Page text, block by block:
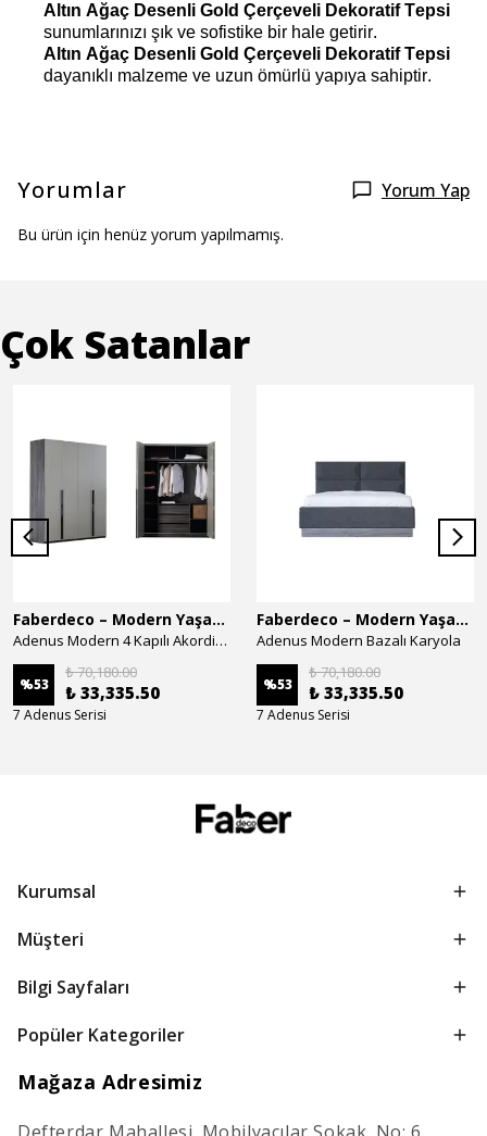
Altın Ağaç Desenli Gold Çerçeveli Dekoratif Tepsi
sunumlarınızı şık ve sofistike bir hale getirir.
Altın Ağaç Desenli Gold Çerçeveli Dekoratif Tepsi
dayanıklı malzeme ve uzun ömürlü yapıya sahiptir.
Yorumlar Yorum Yap
Bu ürün için henüz yorum yapılmamış.
Çok Satanlar
Faberdeco – Modern Yaşam Alanları İçin Özel Tasarım Mobilyalar
Adenus Modern 4 Kapılı Akordion Dolap
%53
₺ 70,180.00
₺ 33,335.50
7 Adenus Serisi
Faberdeco – Modern Yaşam Alanları İçin Özel Tasarım Mobilyalar
Adenus Modern Bazalı Karyola
%53
₺ 70,180.00
₺ 33,335.50
7 Adenus Serisi
Kurumsal
Müşteri
Bilgi Sayfaları
Popüler Kategoriler
Mağaza Adresimiz